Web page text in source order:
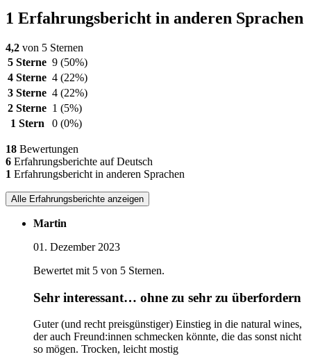
1 Erfahrungsbericht in anderen Sprachen
4,2 von 5 Sternen
5 Sterne 9 (50%)
4 Sterne 4 (22%)
3 Sterne 4 (22%)
2 Sterne 1 (5%)
1 Stern
0 (0%)
18 Bewertungen
6 Erfahrungsberichte auf Deutsch
1 Erfahrungsbericht in anderen Sprachen
Alle Erfahrungsberichte anzeigen
Martin
01. Dezember 2023
Bewertet mit 5 von 5 Sternen.
Sehr interessant… ohne zu sehr zu überfordern
Guter (und recht preisgünstiger) Einstieg in die natural wines,
der auch Freund:innen schmecken könnte, die das sonst nicht
so mögen. Trocken, leicht mostig